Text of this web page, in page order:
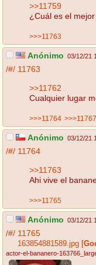
>>11759
¿Cuál es el
>>>11763
Anónimo 03/12/21
/#/ 11763
>>11762
Cualquier lugar
>>>11764 >>>11767
Anónimo 03/12/21
/#/ 11764
>>11763
Ahi vive el
>>>11765
Anónimo 03/12/21
/#/ 11765
163854881589.jpg
actor-el-bananero-